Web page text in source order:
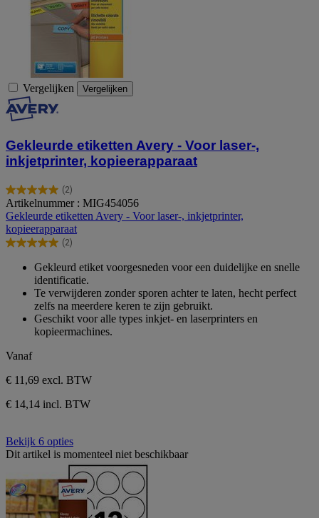
Vergelijken Vergelijken
Gekleurde etiketten Avery - Voor laser-,
inkjetprinter, kopieerapparaat
(2)
5.0
van
de
5
sterren.
beoordelingen
Artikelnummer : MIG454056
Gekleurde etiketten Avery - Voor laser-, inkjetprinter,
kopieerapparaat
(2)
5.0
sterren.
beoordelingen
Gekleurd etiket voorgesneden voor een duidelijke en snelle
identificatie.
Te verwijderen zonder sporen achter te laten, hecht perfect
zelfs na meerdere keren te zijn gebruikt.
Geschikt voor alle types inkjet- en laserprinters en
kopieermachines.
Vanaf
€ 11,69 excl. BTW
€ 14,14 incl. BTW
Bekijk 6 opties
Dit artikel is momenteel niet beschikbaar